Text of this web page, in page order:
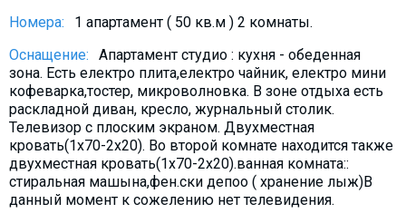
Номера:
1 апартамент ( 50 кв.м ) 2 комнаты.
Оснащение:
Апартамент студио : кухня - обеденная
зона. Есть електро плита,електро чайник, електро мини
кофеварка,тостер, микроволновка. В зоне отдыха есть
раскладной диван, кресло, журнальный столик.
Телевизор с плоским экраном. Двухместная
кровать(1х70-2х20). Во второй комнате находится также
двухместная кровать(1х70-2х20).ванная комната::
стиральная машына,фен.ски депоо ( хранение лыж)В
данный момент к сожелению нет телевидения.